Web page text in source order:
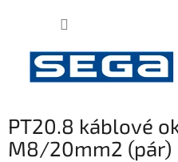
PT20.8 káblové
M8/20mm2 (pár)